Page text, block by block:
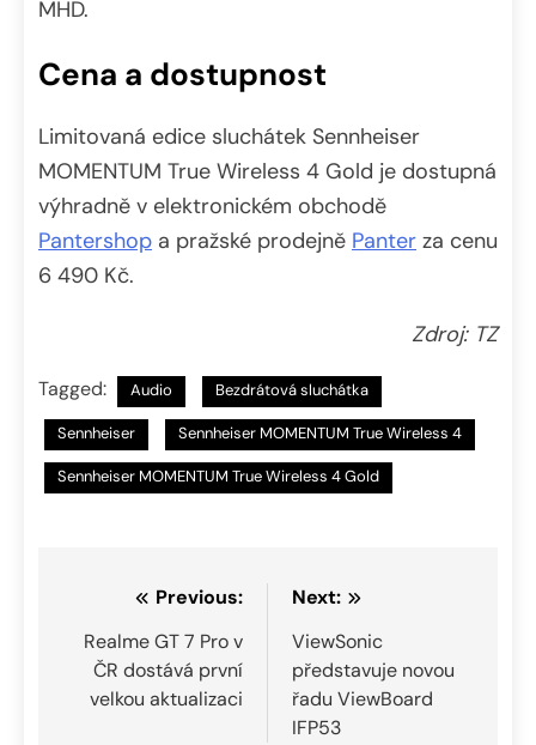
MHD.
Cena a dostupnost
Limitovaná edice sluchátek Sennheiser
MOMENTUM True Wireless 4 Gold je dostupná
výhradně v elektronickém obchodě
Pantershop a pražské prodejně Panter za cenu
6 490 Kč.
Zdroj: TZ
Tagged: Audio Bezdrátová sluchátka
Sennheiser Sennheiser MOMENTUM True Wireless 4
Sennheiser MOMENTUM True Wireless 4 Gold
Navigace
pro
příspěvek
Previous:
Realme GT 7 Pro v
ČR dostává první
velkou aktualizaci
Next:
ViewSonic
představuje novou
řadu ViewBoard
IFP53